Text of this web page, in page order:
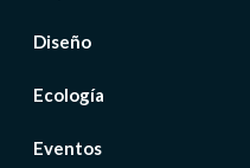
Diseño
Ecología
Eventos